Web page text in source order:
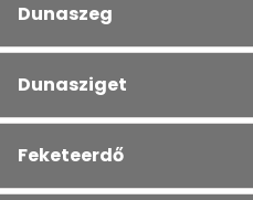
Dunaszeg
Dunasziget
Feketeerdő